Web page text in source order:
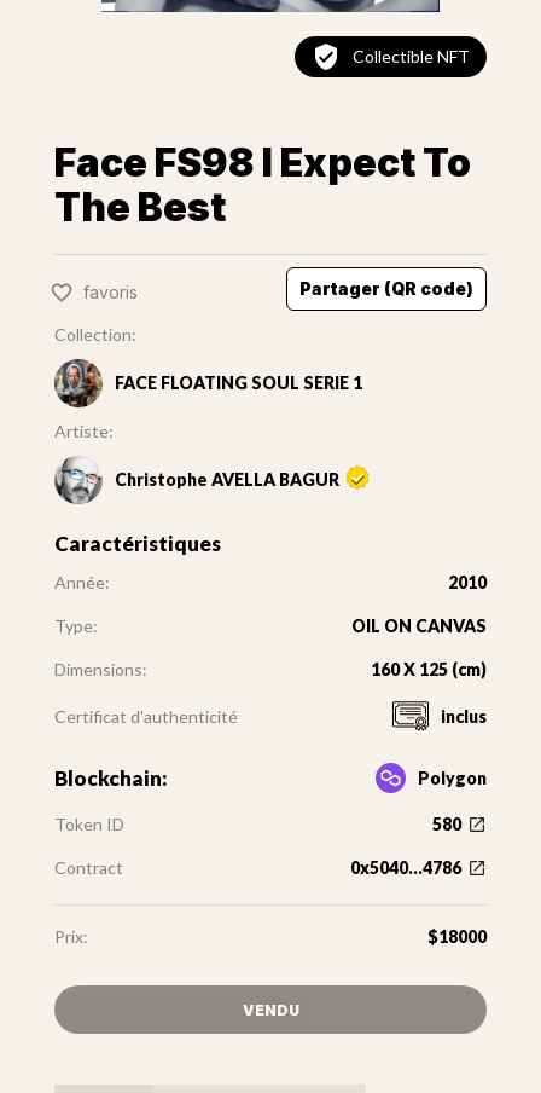
Collectible NFT
Face FS98 I Expect To
The Best
favoris Partager (QR code)
Collection:
FACE FLOATING SOUL SERIE 1
Artiste:
Christophe AVELLA BAGUR
Caractéristiques
Année: 2010
Type: OIL ON CANVAS
Dimensions: 160 X 125 (cm)
Certificat d'authenticité inclus
Blockchain: Polygon
Token ID 580
Contract 0x5040...4786
Prix: $18000
VENDU